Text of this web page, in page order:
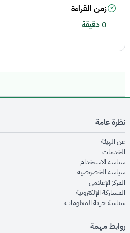
زمن القراءة
0 دقيقة
نظرة عامة
عن الهيئةopens in new window
الخدماتopens in new window
سياسة الاستخدام
سياسة الخصوصيةopens in new window
المركز الإعلاميopens in new window
المشاركة الإلكترونيةopens in new window
سياسة حرية المعلوماتopens in new window
روابط مهمة